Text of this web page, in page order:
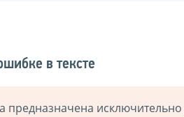
в тексте
предназначена